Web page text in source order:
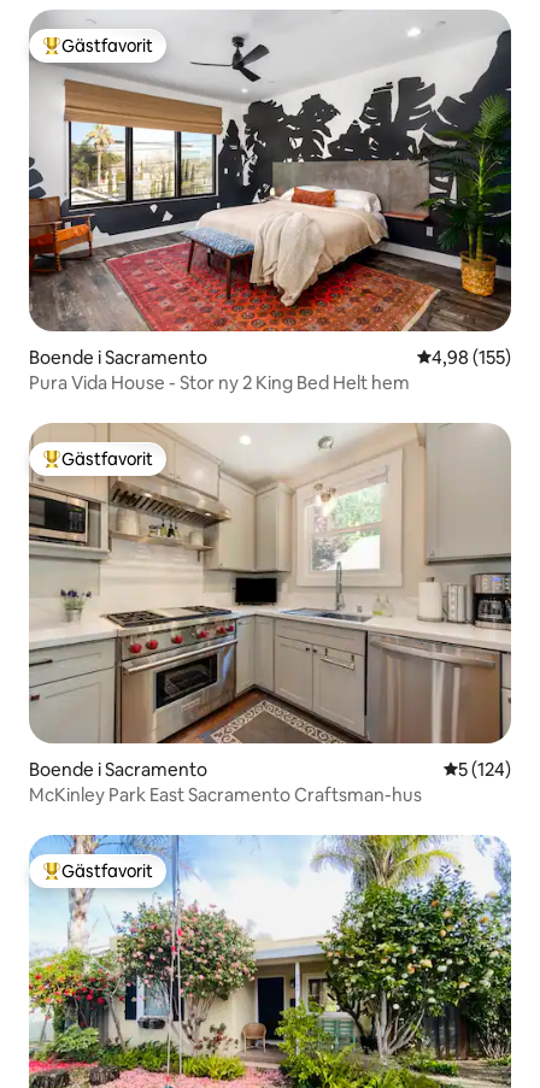
Populär gästfavorit
Gästfavorit
Boende i Sacramento 4,98 av 5 i
4,98 (155)
Pura Vida House - Stor ny 2 King Bed Helt hem
Populär gästfavorit
Gästfavorit
Boende i Sacramento 5 av 5 i
5 (124)
McKinley Park East Sacramento Craftsman-hus
Populär gästfavorit
Gästfavorit